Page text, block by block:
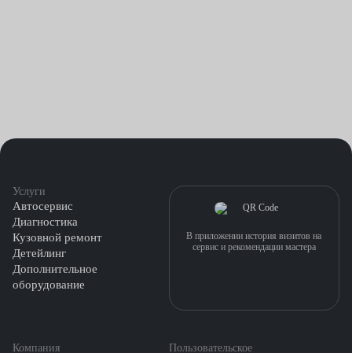
Услуги
Автосервис
Диагностика
Кузовной ремонт
Детейлинг
Дополнительное
оборудование
Компания Пользовательское
В приложении история визитов на
сервис и рекомендации мастера